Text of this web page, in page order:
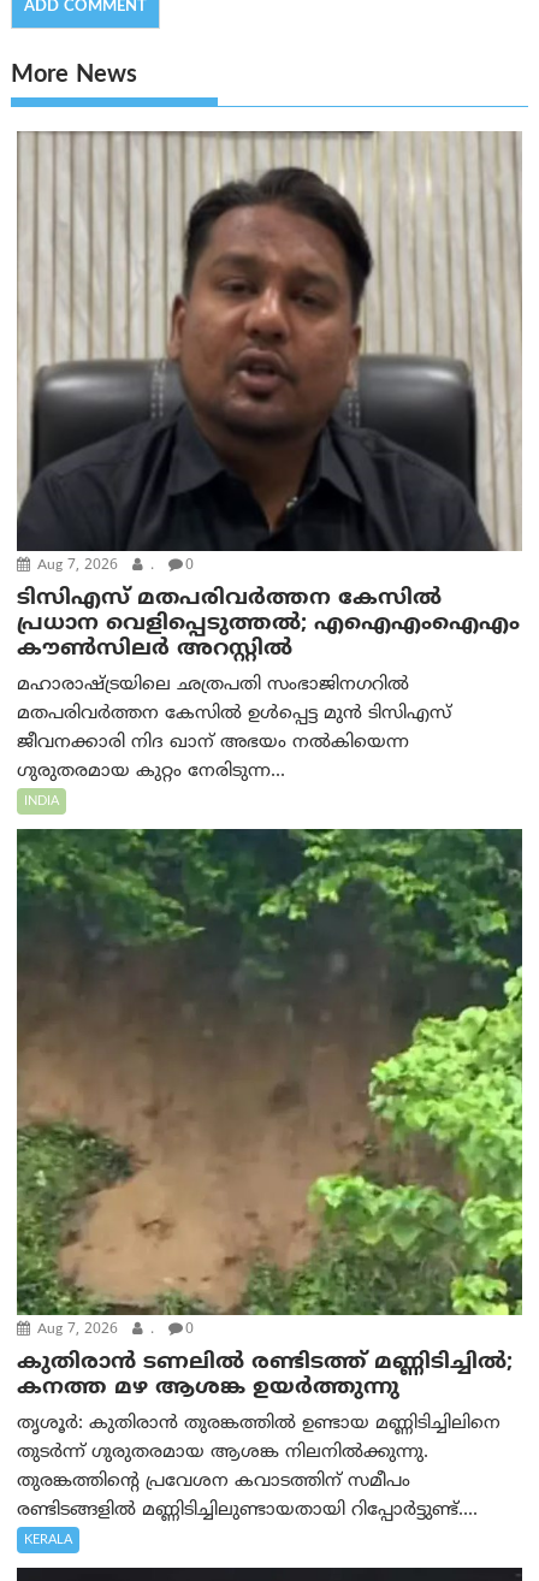
More News
Aug 7, 2026 . 0
ടിസിഎസ് മതപരിവർത്തന കേസിൽ
പ്രധാന വെളിപ്പെടുത്തൽ; എഐഎംഐഎം
കൗൺസിലർ അറസ്റ്റിൽ
മഹാരാഷ്ട്രയിലെ ഛത്രപതി സംഭാജിനഗറിൽ
മതപരിവർത്തന കേസിൽ ഉൾപ്പെട്ട മുൻ ടിസിഎസ്
ജീവനക്കാരി നിദ ഖാന് അഭയം നൽകിയെന്ന
ഗുരുതരമായ കുറ്റം നേരിടുന്ന...
INDIA
Aug 7, 2026 . 0
കുതിരാൻ ടണലിൽ രണ്ടിടത്ത് മണ്ണിടിച്ചിൽ;
കനത്ത മഴ ആശങ്ക ഉയർത്തുന്നു
തൃശൂർ: കുതിരാൻ തുരങ്കത്തിൽ ഉണ്ടായ മണ്ണിടിച്ചിലിനെ
തുടർന്ന് ഗുരുതരമായ ആശങ്ക നിലനിൽക്കുന്നു.
തുരങ്കത്തിന്റെ പ്രവേശന കവാടത്തിന് സമീപം
രണ്ടിടങ്ങളിൽ മണ്ണിടിച്ചിലുണ്ടായതായി റിപ്പോർട്ടുണ്ട്....
KERALA